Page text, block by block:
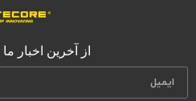
از آخرین اخبار